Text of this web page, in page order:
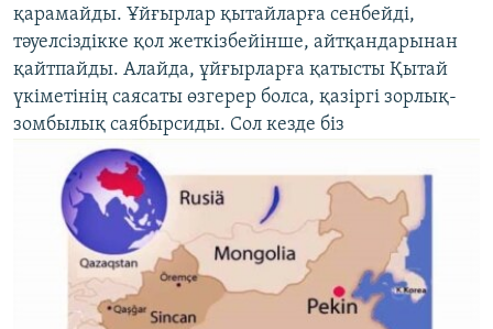
қарамайды. Ұйғырлар қытайларға сенбейді,
тәуелсіздікке қол жеткізбейінше, айтқандарынан
қайтпайды. Алайда, ұйғырларға қатысты Қытай
үкіметінің саясаты өзгерер болса, қазіргі зорлық-
зомбылық саябырсиды. Сол кезде біз